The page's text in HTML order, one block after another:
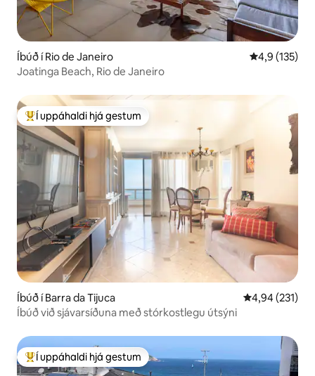
Íbúð í Rio de Janeiro 4,9 af 5 í
4,9 (135)
Joatinga Beach, Rio de Janeiro
Í mestu uppáhaldi hjá gestum
Í uppáhaldi hjá gestum
Íbúð í Barra da Tijuca 4,94 af 5 í
4,94 (231)
Íbúð við sjávarsíðuna með stórkostlegu útsýni
Í mestu uppáhaldi hjá gestum
Í uppáhaldi hjá gestum